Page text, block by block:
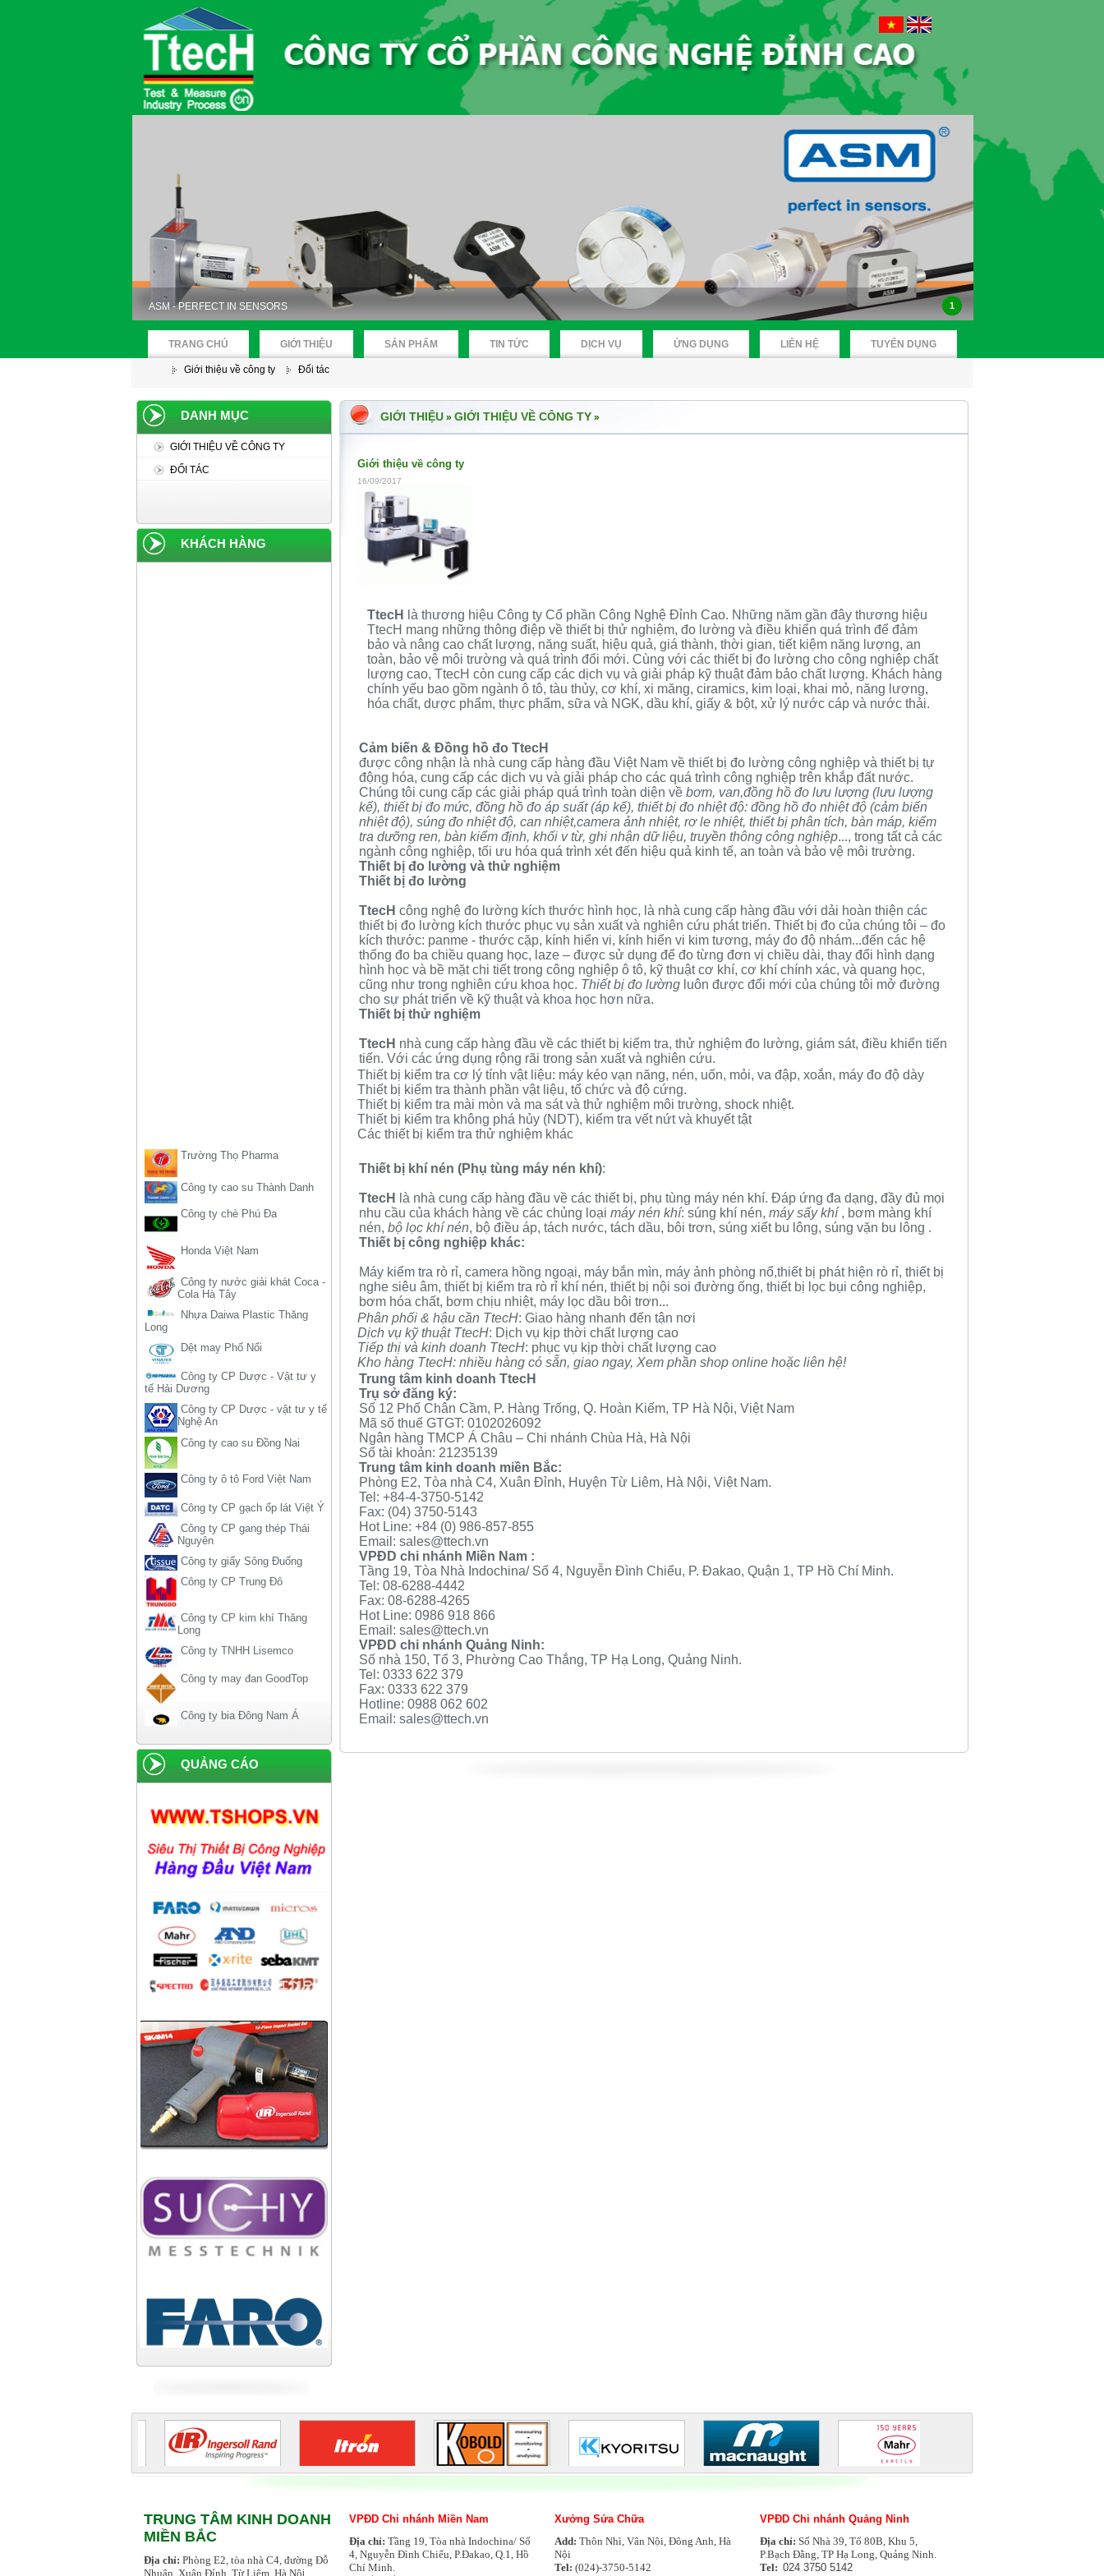
ASM - PERFECT IN SENSORS 1
TRANG CHỦ GIỚI THIỆU
Giới thiệu về công ty Đối tác
SẢN PHẨM TIN TỨC DỊCH VỤ ỨNG DỤNG LIÊN HỆ TUYỂN DỤNG
DANH MỤC
GIỚI THIỆU VỀ CÔNG TY
ĐỐI TÁC
KHÁCH HÀNG
Công ty cao su Thành Danh
Công ty chè Phú Đa
Công ty nước giải khát Coca -
Nhựa Daiwa Plastic Thăng
Dệt may Phố Nối
Công ty CP Dược - Vật tư y
tế Hải Dương
Công ty CP Dược - vật tư y tế
Nghệ An
Công ty cao su Đồng Nai
Công ty CP gạch ốp lát Việt Ý
Công ty CP gang thép Thái
Nguyên
Công ty giấy Sông Đuống
Công ty CP Trung Đô
Công ty TNHH Lisemco
Công ty may đan GoodTop
Công ty liên doanh American-
home
Công ty dược phẩm Becamex
Công ty bánh kẹo Hải Hà
Công ty CP nhiệt điện Ninh
Công ty gạch Thái Bình
Công ty thực phẩm Acecook
Công ty bia Thanh Hoa
Công ty TNHH Baw Heng
Steel Việt Nam
Công ty bia Việt Hà
Công ty TNHH công nghiệp
Broad Bright Sakura
Nhà máy cán thép Hòa Phát
Công ty TNHH cán thép Tam
Điệp
QUẢNG CÁO
GIỚI THIỆU » GIỚI THIỆU VỀ CÔNG TY »
Giới thiệu về công ty
16/09/2017
TtecH
là thương hiệu Công ty Cổ phần Công Nghệ Đỉnh Cao. Những năm gần đây thương hiệu
TtecH mang những thông điệp về thiết bị thử nghiệm, đo lường và điều khiển quá trình để đảm
bảo và nâng cao chất lượng, năng suất, hiệu quả, giá thành, thời gian, tiết kiệm năng lượng, an
toàn, bảo vệ môi trường và quá trình đổi mới. Cùng với các thiết bị đo lường cho công nghiệp chất
lượng cao, TtecH còn cung cấp các dịch vụ và giải pháp kỹ thuật đảm bảo chất lượng. Khách hàng
chính yếu bao gồm ngành ô tô, tàu thủy, cơ khí, xi măng, ciramics, kim loại, khai mỏ, năng lượng,
hóa chất, dược phẩm, thực phẩm, sữa và NGK, dầu khí, giấy & bột, xử lý nước cáp và nước thải.
Cảm biến & Đồng hồ đo TtecH
được công nhận là nhà cung cấp hàng đầu Việt Nam về thiết bị đo lường công nghiệp và thiết bị tự
động hóa, cung cấp các dịch vụ và giải pháp cho các quá trình công nghiệp trên khắp đất nước.
Chúng tôi cung cấp các giải pháp quá trình toàn diện về bơm, van,đồng hồ đo lưu lượng (lưu lượng
kế), thiết bị đo mức, đồng hồ đo áp suất(áp kế), thiết bị đo nhiệt độ: đồng hồ đo nhiệt độ (cảm biến
nhiệt độ), súng đo nhiệt độ, can nhiệt,camera ảnh nhiệt, rơ le nhiệt, thiết bị phân tích, bàn máp, kiểm
tra dưỡng ren, bàn kiểm định, khối v từ, ghi nhận dữ liệu, truyền thông công nghiệp..., trong tất cả các
ngành công nghiệp, tối ưu hóa quá trình xét đến hiệu quả kinh tế, an toàn và bảo vệ môi trường.
Thiết bị đo lường và thử nghiệm
Thiết bị đo lường
TtecH công nghệ đo lường kích thước hình học, là nhà cung cấp hàng đầu với dải hoàn thiện các
thiết bị đo lường kích thước phục vụ sản xuất và nghiên cứu phát triển. Thiết bị đo của chúng tôi – đo
kích thước: panme - thước cặp, kính hiển vi, kính hiển vi kim tương, máy đo độ nhám...đến các hệ
thống đo ba chiều quang học, laze – được sử dụng để đo từng đơn vị chiều dài, thay đổi hình dạng
hình học và bề mặt chi tiết trong công nghiệp ô tô, kỹ thuật cơ khí, cơ khí chính xác, và quang học,
cũng như trong nghiên cứu khoa học. Thiết bị đo lường luôn được đổi mới của chúng tôi mở đường
cho sự phát triển về kỹ thuật và khoa học hơn nữa.
Thiết bị thử nghiệm
TtecH nhà cung cấp hàng đầu về các thiết bị kiểm tra, thử nghiệm đo lường, giám sát, điều khiển tiến
tiến. Với các ứng dụng rộng rãi trong sản xuất và nghiên cứu.
Thiết bị kiểm tra cơ lý tính vật liệu: máy kéo vạn năng, nén, uốn, mỏi, va đập, xoắn, máy đo độ dày
Thiết bị kiểm tra thành phần vật liệu, tổ chức và độ cứng.
Thiết bị kiểm tra mài mòn và ma sát và thử nghiệm môi trường, shock nhiệt.
Thiết bị kiểm tra không phá hủy (NDT), kiểm tra vết nứt và khuyết tật
Các thiết bị kiểm tra thử nghiệm khác
Thiết bị khí nén (Phụ tùng máy nén khí):
TtecH
là nhà cung cấp hàng đầu về các thiết bị, phụ tùng máy nén khí. Đáp ứng đa dạng, đầy đủ mọi
nhu cầu của khách hàng về các chủng loại máy nén khí: súng khí nén, máy sấy khí, bơm màng khí
nén, bộ lọc khí nén, bộ điều áp, tách nước, tách dầu, bôi trơn, súng xiết bu lông, súng vặn bu lông .
Thiết bị công nghiệp khác:
Máy kiểm tra rò rỉ, camera hồng ngoại, máy bắn mìn, máy ảnh phòng nổ,thiết bị phát hiện rò rỉ, thiết bị
nghe siêu âm, thiết bị kiểm tra rò rỉ khí nén, thiết bị nội soi đường ống, thiết bị lọc bụi công nghiệp,
bơm hóa chất, bơm chịu nhiệt, máy lọc dầu bôi trơn...
Phân phối & hậu cần TtecH: Giao hàng nhanh đến tận nơi
Dịch vụ kỹ thuật TtecH: Dịch vụ kịp thời chất lượng cao
Tiếp thị và kinh doanh TtecH: phục vụ kịp thời chất lượng cao
Kho hàng TtecH: nhiều hàng có sẵn, giao ngay, Xem phần shop online hoặc liên hệ!
Trung tâm kinh doanh TtecH
Trụ sở đăng ký:
Số 12 Phố Chân Cầm, P. Hàng Trống, Q. Hoàn Kiếm, TP Hà Nội, Việt Nam
Mã số thuế GTGT: 0102026092
Ngân hàng TMCP Á Châu – Chi nhánh Chùa Hà, Hà Nội
Số tài khoản: 21235139
Trung tâm kinh doanh miền Bắc:
Phòng E2, Tòa nhà C4, Xuân Đỉnh, Huyện Từ Liêm, Hà Nội, Việt Nam.
Tel: +84-4-3750-5142
Fax: (04) 3750-5143
Hot Line: +84 (0) 986-857-855
Email: sales@ttech.vn
VPĐD chi nhánh Miền Nam :
Tầng 19, Tòa Nhà Indochina/ Số 4, Nguyễn Đình Chiểu, P. Đakao, Quận 1, TP Hồ Chí Minh.
Tel: 08-6288-4442
Fax: 08-6288-4265
Hot Line: 0986 918 866
Email: sales@ttech.vn
VPĐD chi nhánh Quảng Ninh:
Số nhà 150, Tổ 3, Phường Cao Thắng, TP Hạ Long, Quảng Ninh.
Tel: 0333 622 379
Fax: 0333 622 379
Hotline: 0988 062 602
Email: sales@ttech.vn
TRUNG TÂM KINH DOANH
MIỀN BẮC
Địa chỉ: Phòng E2, tòa nhà C4, đường Đỗ
Nhuận, Xuân Đỉnh, Từ Liêm, Hà Nội.
VPĐD Chi nhánh Miền Nam
Địa chỉ: Tầng 19, Tòa nhà Indochina/ Số
4, Nguyễn Đình Chiểu, P.Đakao, Q.1, Hồ
Chí Minh.
Xưởng Sửa Chữa
Add: Thôn Nhì, Vân Nội, Đông Anh, Hà
Nội
Tel: (024)-3750-5142
VPĐD Chi nhánh Quảng Ninh
Địa chỉ: Số Nhà 39, Tổ 80B, Khu 5,
P.Bạch Đằng, TP Hạ Long, Quảng Ninh.
Tel: 024 3750 5142